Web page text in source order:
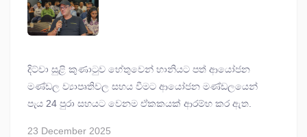
දිට්වා සුළි කුණාටුව හේතුවෙන් හානියට පත් ආයෝජන
මණ්ඩල ව්‍යාපෘතිවල සහය වීමට ආයෝජන මණ්ඩලයෙන්
පැය 24 පුරා සහයට වෙනම ඒකකයක් ආරම්භ කර ඇත.
23 December 2025